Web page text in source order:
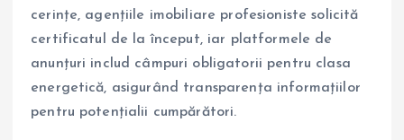
cerințe, agențiile imobiliare profesioniste solicită
certificatul de la început, iar platformele de
anunțuri includ câmpuri obligatorii pentru clasa
energetică, asigurând transparența informațiilor
pentru potențialii cumpărători.